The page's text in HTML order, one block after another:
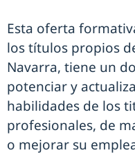
Esta oferta
los títulos propios
Navarra, tiene un
potenciar y
habilidades de los
profesionales, de
o mejorar su